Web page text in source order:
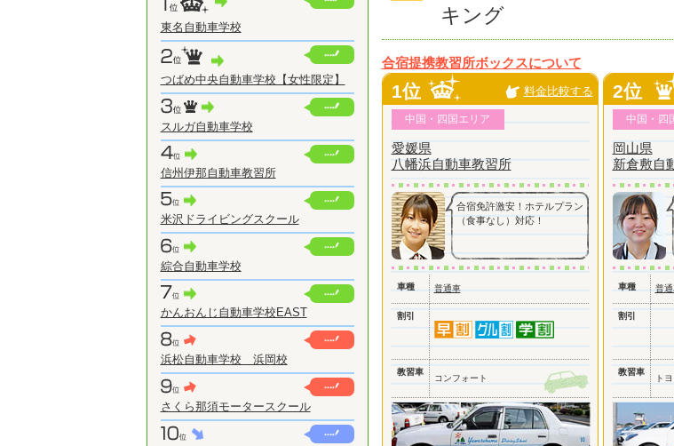
東名自動車学校
つばめ中央自動車学校【女性限定】
スルガ自動車学校
信州伊那自動車教習所
米沢ドライビングスクール
綜合自動車学校
かんおんじ自動車学校EAST
浜松自動車学校 浜岡校
さくら那須モータースクール
キング
合宿提携教習所ボックスについて
1位 料金比較する
中国・四国エリア
愛媛県
八幡浜自動車教習所
合宿免許激安！ホテルプラン
（食事なし）対応！
車種 普通車
割引
教習車
コンフォート
2位
中国・四
岡山県
新倉敷自
車種 普
割引
教習車
ト